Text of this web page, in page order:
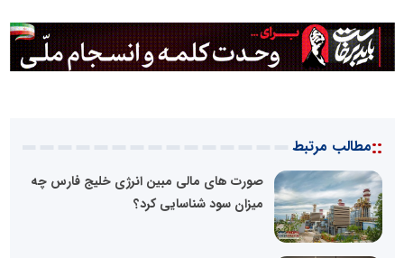
::مطالب مرتبط
صورت های مالی مبین انرژی خلیج فارس چه
میزان سود شناسایی کرد؟